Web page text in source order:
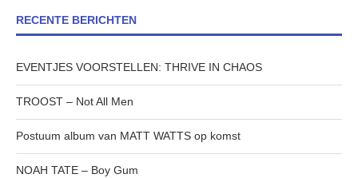
RECENTE BERICHTEN
EVENTJES VOORSTELLEN: THRIVE IN CHAOS
TROOST – Not All Men
Postuum album van MATT WATTS op komst
NOAH TATE – Boy Gum